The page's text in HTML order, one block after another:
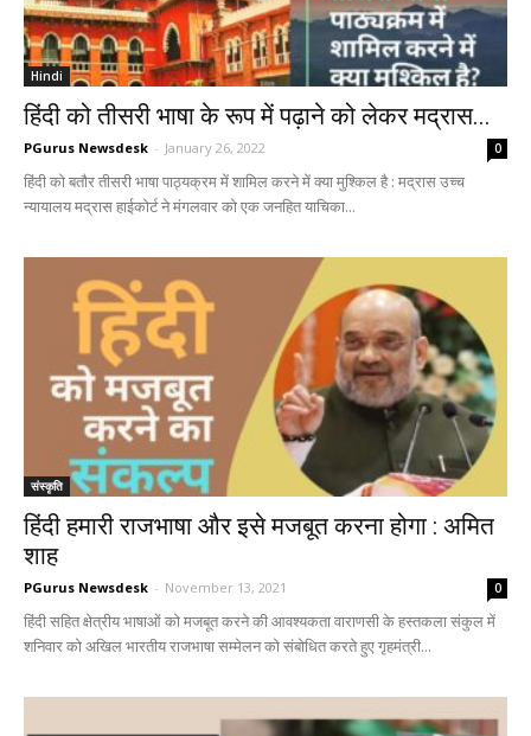
Hindi
हिंदी को तीसरी भाषा के रूप में पढ़ाने को लेकर मद्रास...
PGurus Newsdesk - January 26, 2022 0
हिंदी को बतौर तीसरी भाषा पाठ्यक्रम में शामिल करने में क्या मुश्किल है : मद्रास उच्च
न्यायालय मद्रास हाईकोर्ट ने मंगलवार को एक जनहित याचिका...
संस्कृति
हिंदी हमारी राजभाषा और इसे मजबूत करना होगा : अमित
शाह
PGurus Newsdesk - November 13, 2021 0
हिंदी सहित क्षेत्रीय भाषाओं को मजबूत करने की आवश्यकता वाराणसी के हस्तकला संकुल में
शनिवार को अखिल भारतीय राजभाषा सम्मेलन को संबोधित करते हुए गृहमंत्री...